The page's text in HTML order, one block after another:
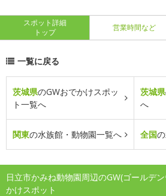
スポット詳細
トップ
営業時間など
一覧に戻る
茨城県のGWおでかけスポッ
ト一覧へ
茨城県
へ
関東の水族館・動物園一覧へ 全国
日立市かみね動物園周辺のGW(ゴールデ
かけスポット